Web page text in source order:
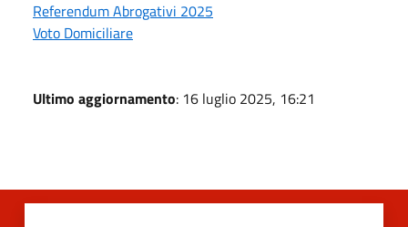
Referendum Abrogativi 2025
Voto Domiciliare
Ultimo aggiornamento: 16 luglio 2025, 16:21